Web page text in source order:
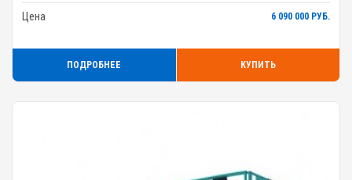
Цена 6 090 000 РУБ.
ПОДРОБНЕЕ КУПИТЬ